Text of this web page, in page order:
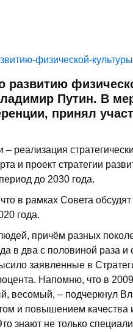
развитию
Путин. В
принял
реализация
и проект стратегии
до 2030 года.
в рамках Совета обсудят
года.
причём разных
в два с половиной раза и
заявленные в
Напомню, что в
весомый, – подчеркнул
и повышением качества
знают не только